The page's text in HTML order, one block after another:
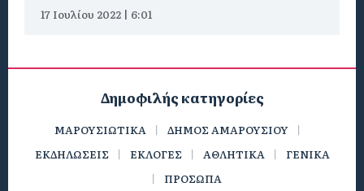
17 Ιουλίου 2022 | 6:01
Δημοφιλής κατηγορίες
ΜΑΡΟΥΣΙΩΤΙΚΑ
ΔΗΜΟΣ ΑΜΑΡΟΥΣΙΟΥ
ΕΚΔΗΛΩΣΕΙΣ
ΕΚΛΟΓΕΣ ΑΘΛΗΤΙΚΑ
ΓΕΝΙΚΑ
ΠΡΟΣΩΠΑ